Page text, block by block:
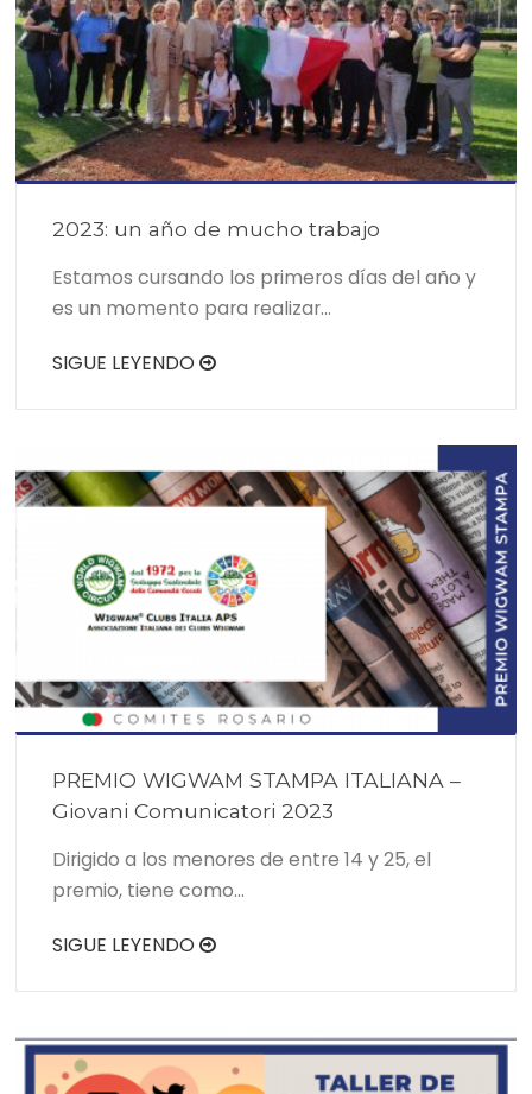
2023: un año de mucho trabajo
Estamos cursando los primeros días del año y
es un momento para realizar…
SIGUE LEYENDO
PREMIO WIGWAM STAMPA ITALIANA –
Giovani Comunicatori 2023
Dirigido a los menores de entre 14 y 25, el
premio, tiene como…
SIGUE LEYENDO